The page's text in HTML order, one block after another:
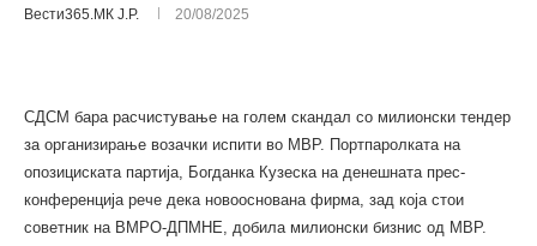
Вести365.МК Ј.Р. 20/08/2025
СДСМ бара расчистување на голем скандал со милионски тендер
за организирање возачки испити во МВР. Портпаролката на
опозициската партија, Богданка Кузеска на денешната прес-
конференција рече дека новооснована фирма, зад која стои
советник на ВМРО-ДПМНЕ, добила милионски бизнис од МВР.